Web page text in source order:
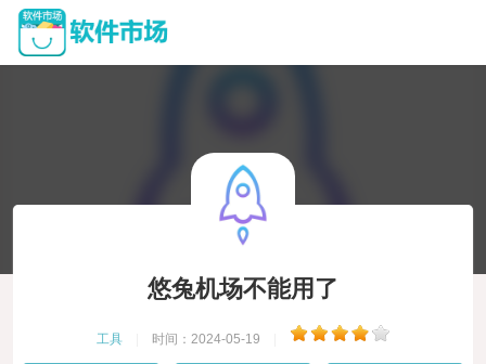
悠兔机场不能用了
工具 时间：2024-05-19